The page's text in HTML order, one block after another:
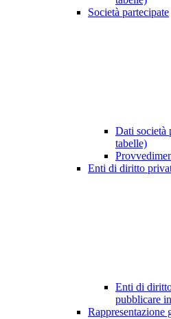
Società partecipate
Dati società
tabelle)
Enti di diritto
Enti di
pubblicare
Rappresentazione